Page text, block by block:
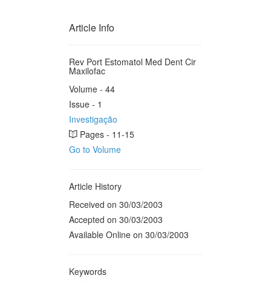
Article Info
Rev Port Estomatol Med Dent Cir
Maxilofac
Volume - 44
Issue - 1
Investigação
Pages - 11-15
Go to Volume
Article History
Received on 30/03/2003
Accepted on 30/03/2003
Available Online on 30/03/2003
Keywords